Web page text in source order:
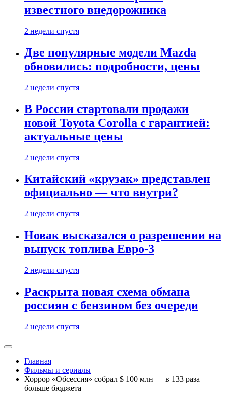
известного внедорожника
2 недели спустя
Две популярные модели Mazda
обновились: подробности, цены
2 недели спустя
В России стартовали продажи
новой Toyota Corolla с гарантией:
актуальные цены
2 недели спустя
Китайский «крузак» представлен
официально — что внутри?
2 недели спустя
Новак высказался о разрешении на
выпуск топлива Евро-3
2 недели спустя
Раскрыта новая схема обмана
россиян с бензином без очереди
2 недели спустя
Главная
Фильмы и сериалы
Хоррор «Обсессия» собрал $ 100 млн — в 133 раза
больше бюджета